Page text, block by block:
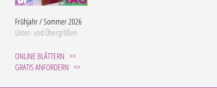
Frühjahr / Sommer 2026
Unter- und Übergrößen
ONLINE BLÄTTERN
GRATIS ANFORDERN